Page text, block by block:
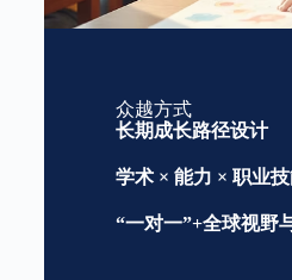
众越方式
长期成长路径设计
学术 × 能力 × 职业
“一对一”+全球视野